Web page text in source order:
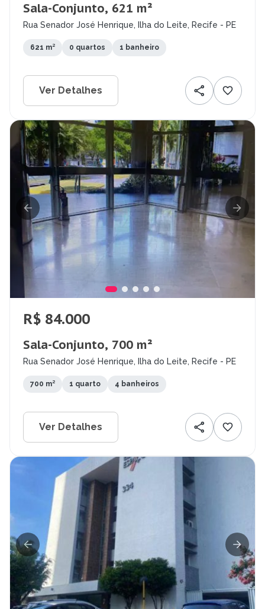
Sala-Conjunto, 621 m²
Rua Senador José Henrique, Ilha do Leite, Recife - PE
621 m² 0 quartos 1 banheiro
Ver Detalhes
R$ 84.000
Sala-Conjunto, 700 m²
Rua Senador José Henrique, Ilha do Leite, Recife - PE
700 m² 1 quarto 4 banheiros
Ver Detalhes